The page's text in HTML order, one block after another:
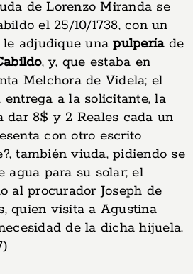
de Lorenzo Miranda se
el 25/10/1738, con un
le adjudique unapulperíade
, y, que estaba en
Melchora de Videla; el
a la solicitante, la
dar 8$ y 2 Reales cada un
con otro escrito
también viuda, pidiendo se
agua para su solar; el
al procurador Joseph de
quien visita a Agustina
de la dicha hijuela.